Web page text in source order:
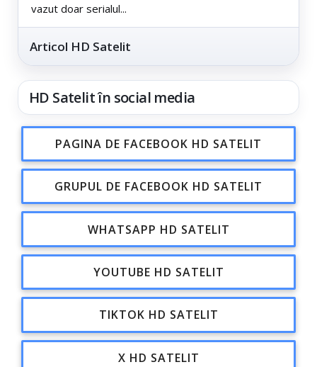
vazut doar serialul...
Articol HD Satelit
HD Satelit în social media
PAGINA DE FACEBOOK HD SATELIT
GRUPUL DE FACEBOOK HD SATELIT
WHATSAPP HD SATELIT
YOUTUBE HD SATELIT
TIKTOK HD SATELIT
X HD SATELIT